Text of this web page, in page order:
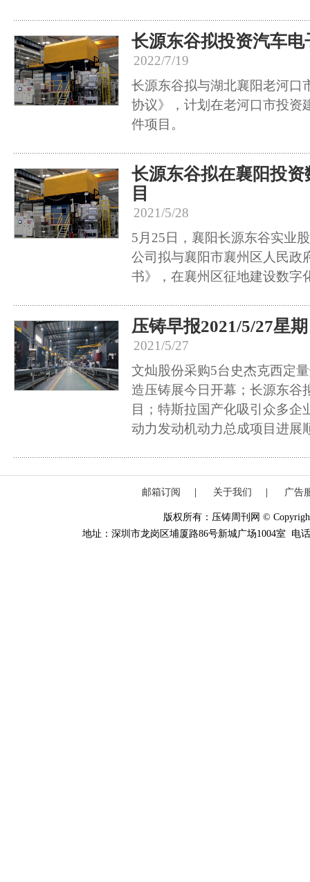
长源东谷拟投资汽车
2022/7/19
长源东谷拟与湖北襄阳老河口
协议》，计划在老河口市投资
件项目。
长源东谷拟在襄阳投
目
2021/5/28
5月25日，襄阳长源东谷实业
公司拟与襄阳市襄州区人民政
书》，在襄州区征地建设数字
压铸早报2021/5/27星
2021/5/27
文灿股份采购5台史杰克西定
造压铸展今日开幕；长源东谷
目；特斯拉国产化吸引众多企
动力发动机动力总成项目进展
邮箱订阅 关于我们 广告
版权所有：压铸周刊网 ©
地址：深圳市龙岗区埔厦路86号新城广场1004室 电